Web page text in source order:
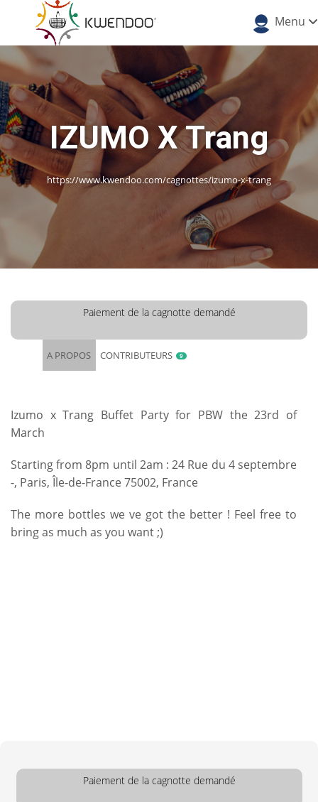
Menu
IZUMO X Trang
https://www.kwendoo.com/cagnottes/izumo-x-trang
Paiement de la cagnotte demandé
A PROPOS CONTRIBUTEURS 9
Izumo x Trang Buffet Party for PBW the 23rd of
March
Starting from 8pm until 2am : 24 Rue du 4 septembre
-, Paris, Île-de-France 75002, France
The more bottles we ve got the better ! Feel free to
bring as much as you want ;)
Paiement de la cagnotte demandé